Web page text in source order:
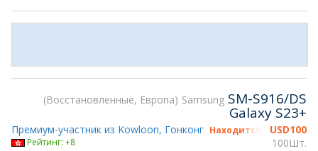
Восстановленные, Европа Samsung SM-S916/DS
Galaxy S23+
USD100
100Шт.
Премиум-участник из Kowloon, Гонконг Находится на gsmX
Рейтинг: +8